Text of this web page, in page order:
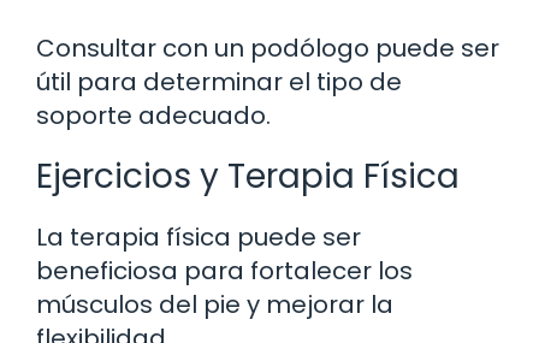
Consultar con un podólogo puede ser
útil para determinar el tipo de
soporte adecuado.
Ejercicios y Terapia Física
La terapia física puede ser
beneficiosa para fortalecer los
músculos del pie y mejorar la